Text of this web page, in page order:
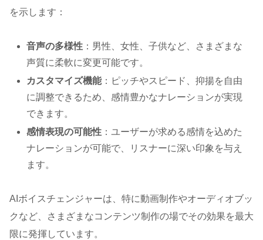
を示します：
音声の多様性 ：男性、女性、子供など、さまざまな
声質に柔軟に変更可能です。
カスタマイズ機能：ピッチやスピード、抑揚を自由
に調整できるため、感情豊かなナレーションが実現
できます。
感情表現の可能性 ：ユーザーが求める感情を込めた
ナレーションが可能で、リスナーに深い印象を与え
ます。
AIボイスチェンジャーは、特に動画制作やオーディオブッ
クなど、さまざまなコンテンツ制作の場でその効果を最大
限に発揮しています。